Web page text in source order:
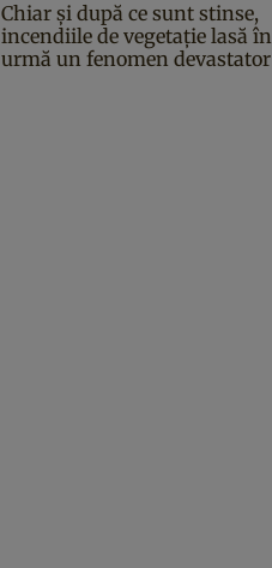
Chiar și după ce sunt stinse,
incendiile de vegetație lasă în
urmă un fenomen devastator